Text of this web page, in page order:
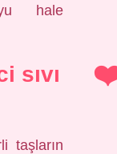
hale
sıvı
taşların